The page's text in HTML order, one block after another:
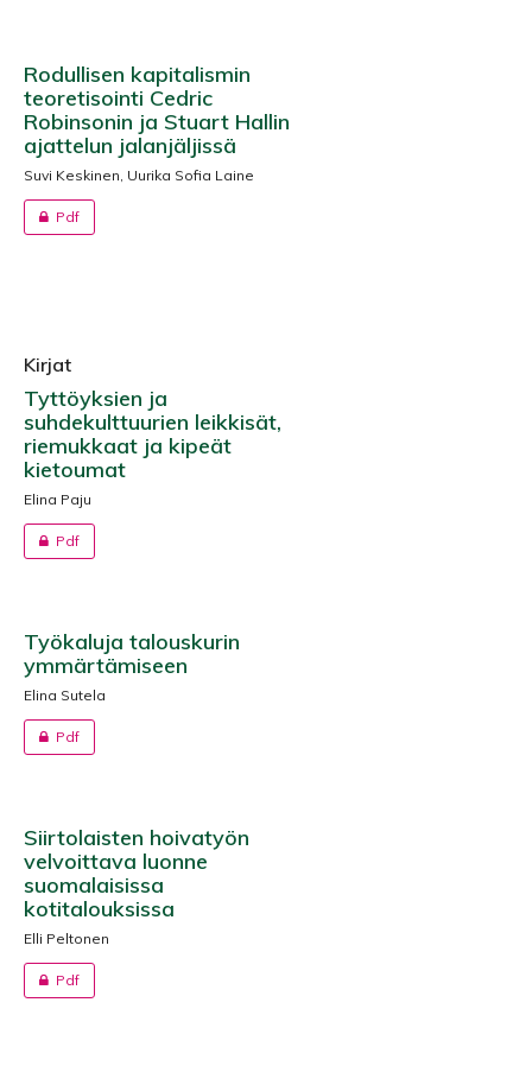
Rodullisen kapitalismin
teoretisointi Cedric
Robinsonin ja Stuart Hallin
ajattelun jalanjäljissä
Suvi Keskinen, Uurika Sofia Laine
Pdf
Kirjat
Tyttöyksien ja
suhdekulttuurien leikkisät,
riemukkaat ja kipeät
kietoumat
Elina Paju
Pdf
Työkaluja talouskurin
ymmärtämiseen
Elina Sutela
Pdf
Siirtolaisten hoivatyön
velvoittava luonne
suomalaisissa
kotitalouksissa
Elli Peltonen
Pdf